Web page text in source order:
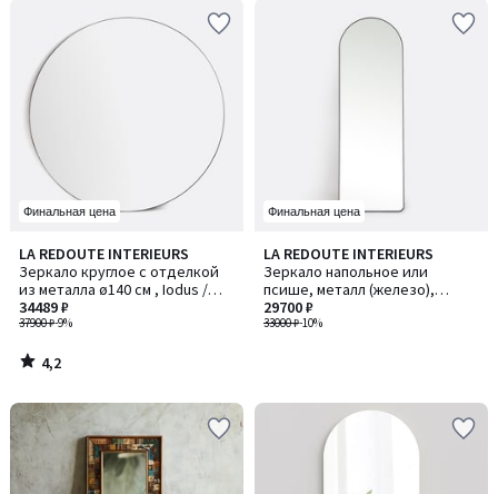
Финальная цена
LA REDOUTE INTERIEURS
Зеркало круглое с отделкой
из металла ø140 см , Iodus /
Иодус
37900 ₽-9%
34489 ₽
4,2
/ 5
4,2
/
Финальная цена
LA REDOUTE INTERIEURS
Зеркало напольное или
псише, металл (железо),
ширина 50 x высота 150 см,
IODUS / ИОДУС
33000 ₽-10%
29700 ₽